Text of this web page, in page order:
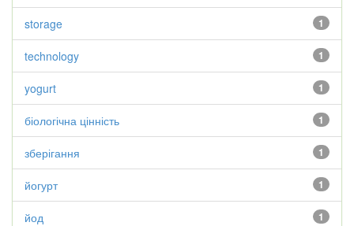
1
storage
1
technology
1
yogurt
1
біологічна цінність
1
зберігання
1
йогурт
1
йод